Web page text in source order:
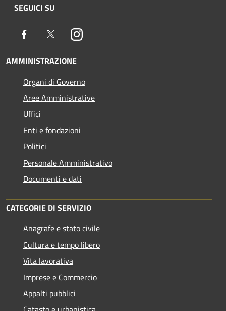
SEGUICI SU
Facebook TwitterInstagram
AMMINISTRAZIONE
Organi di Governo
Aree Amministrative
Uffici
Enti e fondazioni
Politici
Personale Amministrativo
Documenti e dati
CATEGORIE DI SERVIZIO
Anagrafe e stato civile
Cultura e tempo libero
Vita lavorativa
Imprese e Commercio
Appalti pubblici